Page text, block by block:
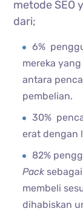
metode SEO
dari;
6%
mereka
antara
pembelian.
30%
erat dengan
82%
Pack
membeli
dihabiskan